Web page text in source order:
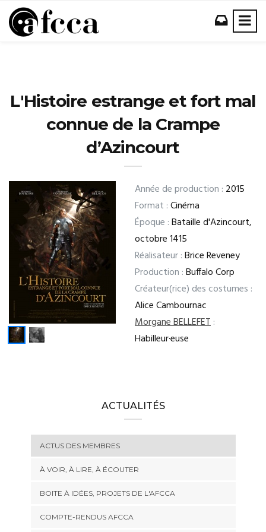
L'Histoire estrange et fort mal
connue de la Crampe
d’Azincourt
Année de production : 2015
Format :Cinéma
Époque :Bataille d'Azincourt,
octobre 1415
Réalisateur :Brice Reveney
Production :Buffalo Corp
Créateur(rice) des costumes :
Alice Cambournac
Morgane BELLEFET:
Habilleur·euse
ACTUALITÉS
ACTUS DES MEMBRES
À VOIR, À LIRE, À ÉCOUTER
BOITE À IDÉES, PROJETS DE L'AFCCA
COMPTE-RENDUS AFCCA